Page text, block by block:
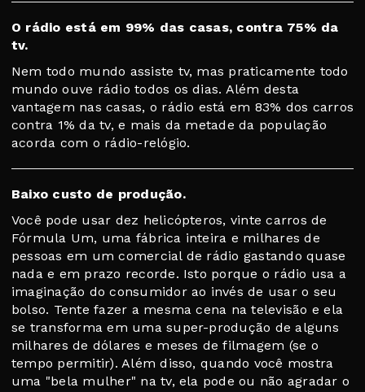
O rádio está em 99% das casas, contra 75% da
tv.
Nem todo mundo assiste tv, mas praticamente todo
mundo ouve rádio todos os dias. Além desta
vantagem nas casas, o rádio está em 83% dos carros
contra 1% da tv, e mais da metade da população
acorda com o rádio-relógio.
Baixo custo de produção.
Você pode usar dez helicópteros, vinte carros de
Fórmula Um, uma fábrica inteira e milhares de
pessoas em um comercial de rádio gastando quase
nada e em prazo recorde. Isto porque o rádio usa a
imaginação do consumidor ao invés de usar o seu
bolso. Tente fazer a mesma cena na televisão e ela
se transforma em uma super-produção de alguns
milhares de dólares e meses de filmagem (se o
tempo permitir). Além disso, quando você mostra
uma "bela mulher" na tv, ela pode ou não agradar o